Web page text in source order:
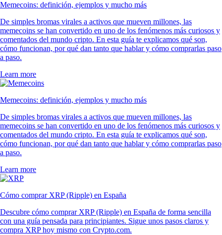
Memecoins: definición, ejemplos y mucho más
De simples bromas virales a activos que mueven millones, las
memecoins se han convertido en uno de los fenómenos más curiosos y
comentados del mundo cripto. En esta guía te explicamos qué son,
cómo funcionan, por qué dan tanto que hablar y cómo comprarlas paso
a paso.
Learn more
Memecoins: definición, ejemplos y mucho más
De simples bromas virales a activos que mueven millones, las
memecoins se han convertido en uno de los fenómenos más curiosos y
comentados del mundo cripto. En esta guía te explicamos qué son,
cómo funcionan, por qué dan tanto que hablar y cómo comprarlas paso
a paso.
Learn more
Cómo comprar XRP (Ripple) en España
Descubre cómo comprar XRP (Ripple) en España de forma sencilla
con una guía pensada para principiantes. Sigue unos pasos claros y
compra XRP hoy mismo con Crypto.com.